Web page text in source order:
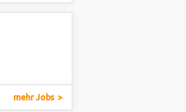
mehr Jobs